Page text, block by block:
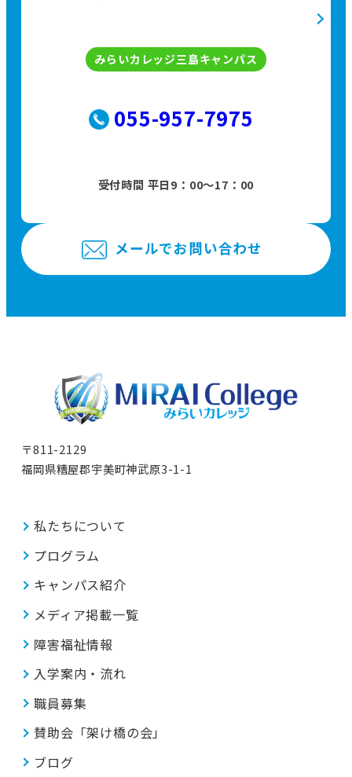
みらいカレッジ三島キャンパス
055-957-7975
受付時間 平日9：00〜17：00
メールでお問い合わせ
〒811-2129
福岡県糟屋郡宇美町神武原3-1-1
私たちについて
プログラム
キャンパス紹介
メディア掲載一覧
障害福祉情報
入学案内・流れ
職員募集
賛助会「架け橋の会」
ブログ